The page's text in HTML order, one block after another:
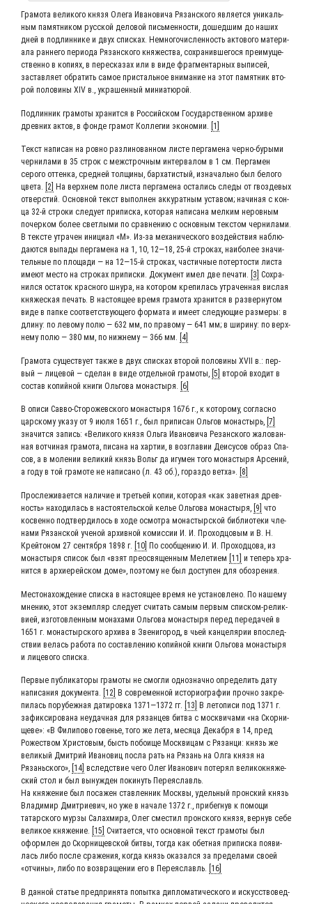
Гра­мо­та вели­ко­го кня­зя Оле­га Ива­но­ви­ча Рязан­ско­го явля­ет­ся уни­каль­
ным памят­ни­ком рус­ской дело­вой пись­мен­но­сти, дошед­шим до наших
дней в под­лин­ни­ке и двух спис­ках. Немно­го­чис­лен­ность акто­во­го мате­ри­
а­ла ран­не­го пери­о­да Рязан­ско­го кня­же­ства, сохра­нив­ше­го­ся пре­иму­ще­
ствен­но в копи­ях, в пере­ска­зах или в виде фраг­мен­тар­ных выпи­сей,
застав­ля­ет обра­тить самое при­сталь­ное вни­ма­ние на этот памят­ник вто­
рой поло­ви­ны XIV в., укра­шен­ный миниатюрой.
Под­лин­ник гра­мо­ты хра­нит­ся в Рос­сий­ском Госу­дар­ствен­ном архи­ве
древ­них актов, в фон­де гра­мот Кол­ле­гии эко­но­мии.
[1]
Текст напи­сан на ров­но раз­ли­но­ван­ном листе пер­га­ме­на чер­но-буры­ми
чер­ни­ла­ми в 35 строк с меж­строч­ным интер­ва­лом в 1 см. Пер­га­мен
серо­го оттен­ка, сред­ней тол­щи­ны, бар­ха­ти­стый, изна­чаль­но был бело­го
цве­та. [2] На верх­нем поле листа пер­га­ме­на оста­лись сле­ды от гвоз­де­вых
отвер­стий. Основ­ной текст выпол­нен акку­рат­ным уста­вом; начи­ная с кон­
ца 32‑й стро­ки сле­ду­ет при­пис­ка, кото­рая напи­са­на мел­ким неров­ным
почер­ком более свет­лы­ми по срав­не­нию с основ­ным тек­стом чер­ни­ла­ми.
В тек­сте утра­чен ини­ци­ал «М». Из-за меха­ни­че­ско­го воз­дей­ствия наблю­
да­ют­ся выпа­ды пер­га­ме­на на 1, 10, 12―18, 25‑й стро­ках, наи­бо­лее зна­чи­
тель­ные по пло­ща­ди ― на 12―15‑й стро­ках, частич­ные потер­то­сти листа
име­ют место на стро­ках при­пис­ки. Доку­мент имел две печа­ти. [3] Сохра­
нил­ся оста­ток крас­но­го шну­ра, на кото­ром кре­пи­лась утра­чен­ная вис­лая
кня­же­ская печать. В насто­я­щее вре­мя гра­мо­та хра­нит­ся в раз­вер­ну­том
виде в пап­ке соот­вет­ству­ю­ще­го фор­ма­та и име­ет сле­ду­ю­щие раз­ме­ры: в
дли­ну: по лево­му полю ― 632 мм, по пра­во­му ― 641 мм; в шири­ну: по верх­
не­му полю ― 380 мм, по ниж­не­му ― 366 мм. [4]
Гра­мо­та суще­ству­ет так­же в двух спис­ках вто­рой поло­ви­ны XVII в.: пер­
вый — лице­вой — сде­лан в виде отдель­ной гра­мо­ты,
[5] вто­рой вхо­дит в
состав копий­ной кни­ги Оль­го­ва мона­сты­ря.
[6]
В опи­си Сав­во-Сто­ро­жев­ско­го мона­сты­ря 1676 г., к кото­ро­му, соглас­но
цар­ско­му ука­зу от 9 июля 1651 г., был при­пи­сан Оль­гов мона­стырь, [7]
зна­чит­ся запись: «Вели­ко­го кня­зя Оль­га Ива­но­ви­ча Резан­ско­го жало­ван­
ная вот­чи­ная гра­мо­та, писа­на на хар­тии, в воз­гла­вии Деи­су­сов образ Спа­
сов, а в моле­нии вели­кий князь Вольг да игу­мен того мона­сты­ря Арсе­ний,
а году в той гра­мо­те не напи­са­но (л. 43 об.), гораз­до вет­ха». [8]
Про­сле­жи­ва­ет­ся нали­чие и тре­тьей копии, кото­рая «как завет­ная древ­
ность» нахо­ди­лась в насто­я­тель­ской келье Оль­го­ва мона­сты­ря, [9] что
кос­вен­но под­твер­ди­лось в ходе осмот­ра мона­стыр­ской биб­лио­те­ки чле­
на­ми Рязан­ской уче­ной архив­ной комис­сии И. И. Про­ход­цо­вым и В. Н.
Крей­то­ном 27 сен­тяб­ря 1898 г. [10] По сооб­ще­нию И. И. Про­ход­цо­ва, из
мона­сты­ря спи­сок был «взят прео­свя­щен­ным Меле­ти­ем [11] и теперь хра­
нит­ся в архи­ерей­ском доме», поэто­му не был досту­пен для обозрения.
Место­на­хож­де­ние спис­ка в насто­я­щее вре­мя не уста­нов­ле­но. По наше­му
мне­нию, этот экзем­пляр сле­ду­ет счи­тать самым пер­вым спис­ком-релик­
ви­ей, изго­тов­лен­ным мона­ха­ми Оль­го­ва мона­сты­ря перед пере­да­чей в
1651 г. мона­стыр­ско­го архи­ва в Зве­ни­го­род, в чьей кан­це­ля­рии впо­след­
ствии велась рабо­та по состав­ле­нию копий­ной кни­ги Оль­го­ва мона­сты­ря
и лице­во­го списка.
Пер­вые пуб­ли­ка­то­ры гра­мо­ты не смог­ли одно­знач­но опре­де­лить дату
напи­са­ния доку­мен­та. [12] В совре­мен­ной исто­рио­гра­фии проч­но закре­
пи­лась пору­беж­ная дати­ров­ка 1371―1372 гг. [13]
В лето­пи­си под 1371 г.
зафик­си­ро­ва­на неудач­ная для рязан­цев бит­ва с моск­ви­ча­ми «на Скор­ни­
ще­ве»: «В Фили­по­во гове­нье, того же лета, меся­ца Декаб­ря в 14, пред
Роже­ством Хри­сто­вым, бысть побо­и­ще Моск­ви­цам с Рязан­ци: князь же
вели­кый Дмит­рий Ива­но­виц посла рать на Рязань на Олга кня­зя на
Рязань­ско­го», [14] вслед­ствие чего Олег Ива­но­вич поте­рял вели­ко­кня­же­
ский стол и был вынуж­ден поки­нуть Переяславль.
На кня­же­ние был поса­жен став­лен­ник Моск­вы, удель­ный прон­ский князь
Вла­ди­мир Дмит­ри­е­вич, но уже в нача­ле 1372 г., при­бег­нув к помо­щи
татар­ско­го мур­зы Сала­х­мира, Олег сме­стил прон­ско­го кня­зя, вер­нув себе
вели­кое кня­же­ние. [15] Счи­та­ет­ся, что основ­ной текст гра­мо­ты был
оформ­лен до Скор­ни­щев­ской бит­вы, тогда как обет­ная при­пис­ка появи­
лась либо после сра­же­ния, когда князь ока­зал­ся за пре­де­ла­ми сво­ей
«отчи­ны», либо по воз­вра­ще­нии его в Пере­я­с­лавль. [16]
В дан­ной ста­тье пред­при­ня­та попыт­ка дипло­ма­ти­че­ско­го и искус­ство­вед­